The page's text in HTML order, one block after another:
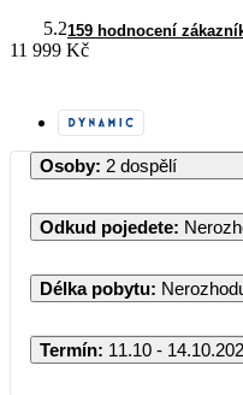
5.2159 hodnocení
11 999 Kč
Osoby: 2 dospělí
Odkud pojedete:
Délka pobytu:
Termín: 11.10 -